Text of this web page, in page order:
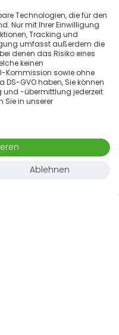
Technologien, die für den
Nur mit Ihrer Einwilligung
Tracking und
umfasst außerdem die
denen das Risiko eines
keinen
Kommission sowie ohne
DS-GVO haben, Sie können
und -übermittlung jederzeit
Sie in unserer
Ablehnen